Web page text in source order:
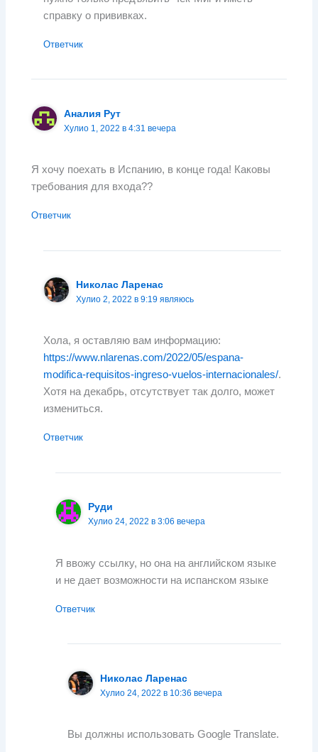
справку о прививках.
Ответчик
Аналия Рут
Хулио 1, 2022 в 4:31 вечера
Я хочу поехать в Испанию, в конце года! Каковы
требования для входа??
Ответчик
Николас Ларенас
Хулио 2, 2022 в 9:19 являюсь
Хола, я оставляю вам информацию:
https://www.nlarenas.com/2022/05/espana-
modifica-requisitos-ingreso-vuelos-internacionales/.
Хотя на декабрь, отсутствует так долго, может
измениться.
Ответчик
Руди
Хулио 24, 2022 в 3:06 вечера
Я ввожу ссылку, но она на английском языке
и не дает возможности на испанском языке
Ответчик
Николас Ларенас
Хулио 24, 2022 в 10:36 вечера
Вы должны использовать Google Translate.